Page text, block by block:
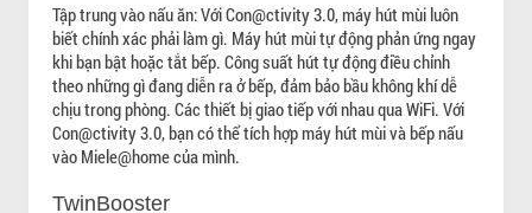
Tập trung vào nấu ăn: Với Con@ctivity 3.0, máy hút mùi luôn
biết chính xác phải làm gì. Máy hút mùi tự động phản ứng ngay
khi bạn bật hoặc tắt bếp. Công suất hút tự động điều chỉnh
theo những gì đang diễn ra ở bếp, đảm bảo bầu không khí dễ
chịu trong phòng. Các thiết bị giao tiếp với nhau qua WiFi. Với
Con@ctivity 3.0, bạn có thể tích hợp máy hút mùi và bếp nấu
vào Miele@home của mình.
TwinBooster